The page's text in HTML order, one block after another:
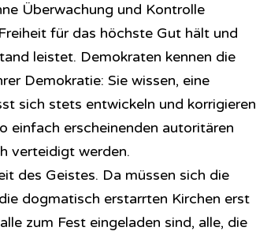
Überwachung und Kontrolle
für das höchste Gut hält und
leistet. Demokraten kennen die
Demokratie: Sie wissen, eine
sich stets entwickeln und korrigieren
einfach erscheinenden autoritären
verteidigt werden.
des Geistes. Da müssen sich die
dogmatisch erstarrten Kirchen erst
zum Fest eingeladen sind, alle, die